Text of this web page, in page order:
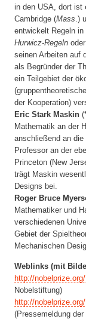
in den USA, dort ist
Cambridge (Mass .)
entwickelt Regeln
Hurwicz-Regelnoder
seinen Arbeiten auf
als Begründer der
ein Teilgebiet der
der Kooperation)
Eric Stark Maskin
Mathematik an der
anschließend an
Professor an der
Princeton (New
trägt Maskin
Designs bei.
Roger Bruce
Mathematiker und
verschiedenen
Gebiet der
Mechanischen
Weblinks (mit
http://
Nobelstiftung)
http://
(Pressemeldung